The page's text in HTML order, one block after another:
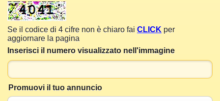
Se il codice di 4 cifre non è chiaro fai CLICK per
aggiornare la pagina
Inserisci il numero visualizzato nell'immagine
Promuovi il tuo annuncio